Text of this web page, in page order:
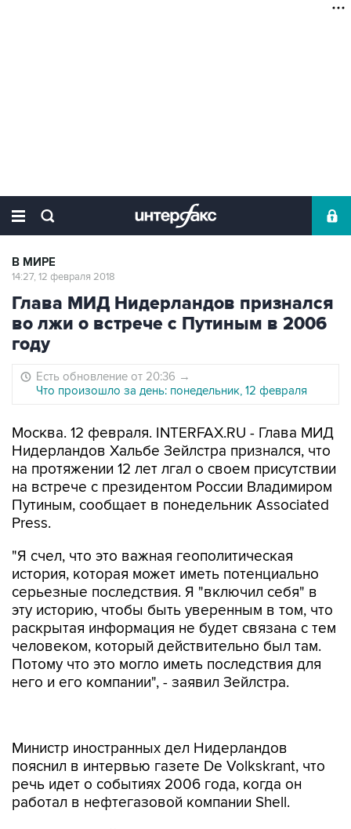
В МИРЕ
14:27, 12 февраля 2018
Глава МИД Нидерландов признался
во лжи о встрече с Путиным в 2006
году
Есть обновление от 20:36 →
Что произошло за день: понедельник, 12 февраля
Москва. 12 февраля. INTERFAX.RU - Глава МИД
Нидерландов Хальбе Зейлстра признался, что
на протяжении 12 лет лгал о своем присутствии
на встрече с президентом России Владимиром
Путиным, сообщает в понедельник Associated
Press.
"Я счел, что это важная геополитическая
история, которая может иметь потенциально
серьезные последствия. Я "включил себя" в
эту историю, чтобы быть уверенным в том, что
раскрытая информация не будет связана с тем
человеком, который действительно был там.
Потому что это могло иметь последствия для
него и его компании", - заявил Зейлстра.
речь идет о событиях 2006 года, когда он
работал в нефтегазовой компании Shell.
В прошлом Зейлстра заявлял, что